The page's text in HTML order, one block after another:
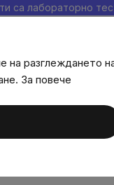
на разглеждането
За повече
са лабораторно
Моите
добавки